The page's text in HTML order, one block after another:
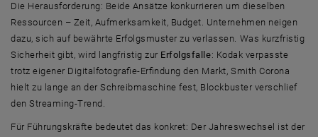
Die Herausforderung: Beide Ansätze konkurrieren um dieselben
Ressourcen – Zeit, Aufmerksamkeit, Budget. Unternehmen neigen
dazu, sich auf bewährte Erfolgsmuster zu verlassen. Was kurzfristig
Sicherheit gibt, wird langfristig zur Erfolgsfalle: Kodak verpasste
trotz eigener Digitalfotografie-Erfindung den Markt, Smith Corona
hielt zu lange an der Schreibmaschine fest, Blockbuster verschlief
den Streaming-Trend.
Für Führungskräfte bedeutet das konkret: Der Jahreswechsel ist der